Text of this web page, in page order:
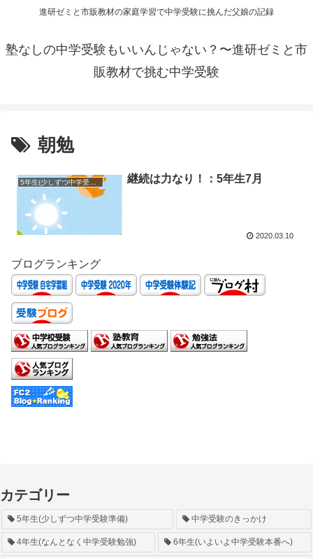
進研ゼミと市販教材の家庭学習で中学受験に挑んだ父娘の記録
塾なしの中学受験もいいんじゃない？〜進研ゼミと市
販教材で挑む中学受験
朝勉
継続は力なり！：5年生7月
2020.03.10
ブログランキング
カテゴリー
5年生(少しずつ中学受験準備) 中学受験のきっかけ
4年生(なんとなく中学受験勉強) 6年生(いよいよ中学受験本番へ)